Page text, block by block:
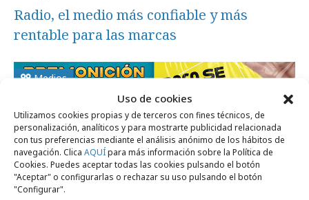
Uso de cookies
Utilizamos cookies propias y de terceros con fines técnicos, de
personalización, analíticos y para mostrarte publicidad relacionada
con tus preferencias mediante el análisis anónimo de los hábitos de
navegación. Clica AQUÍpara más información sobre la Política de
Cookies. Puedes aceptar todas las cookies pulsando el botón
"Aceptar" o configurarlas o rechazar su uso pulsando el botón
"Configurar".
Radio, el medio más confiable y más
rentable para las marcas
Medios